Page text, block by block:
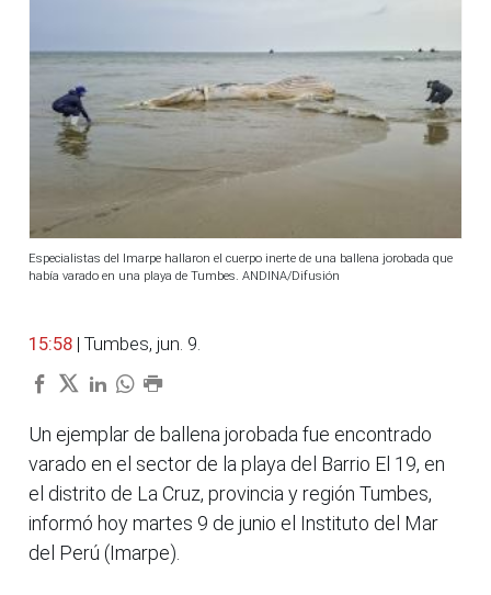
Especialistas del Imarpe hallaron el cuerpo inerte de una ballena jorobada que
había varado en una playa de Tumbes. ANDINA/Difusión
15:58 | Tumbes, jun. 9.
Un ejemplar de ballena jorobada fue encontrado
varado en el sector de la playa del Barrio El 19, en
el distrito de La Cruz, provincia y región Tumbes,
informó hoy martes 9 de junio el Instituto del Mar
del Perú (Imarpe).